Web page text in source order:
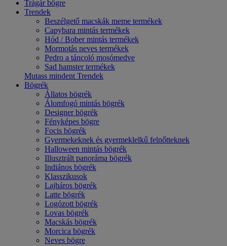
Trágár bögre
Trendek
Beszélgető macskák meme termékek
Capybara mintás termékek
Hód / Bober mintás termékek
Mormotás neves termékek
Pedro a táncoló mosómedve
Sad hamster termékek
Mutass mindent Trendek
Bögrék
Állatos bögrék
Álomfogó mintás bögrék
Designer bögrék
Fényképes bögre
Focis bögrék
Gyermekeknek és gyermeklelkű felnőtteknek
Halloween mintás bögrék
Illusztrált panoráma bögrék
Indiános bögrék
Klasszikusok
Lajháros bögrék
Latte bögrék
Logózott bögrék
Lovas bögrék
Macskás bögrék
Morcica bögrék
Neves bögre